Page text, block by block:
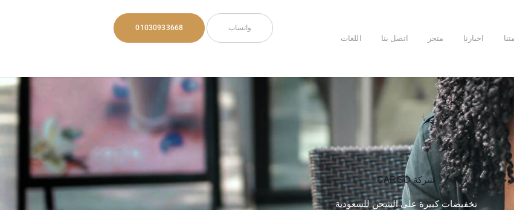
اخبارنا متجر اتصل بنا اللغات
واتساب 01030933668
شركة CARGO
تخفيضات كبيرة على الشحن للسعودية